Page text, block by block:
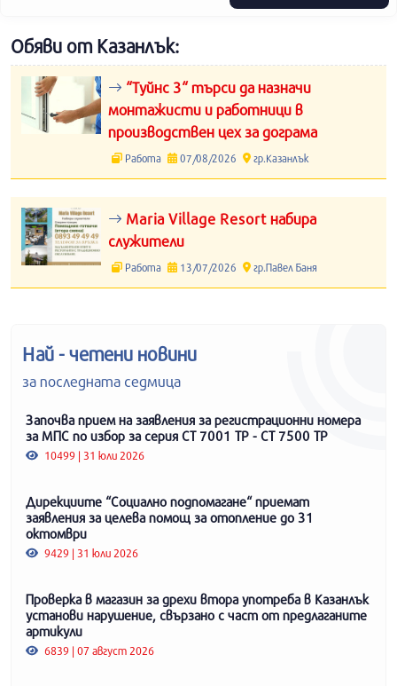
Обяви от Казанлък:
“Туйнс 3“ търси да назначи
монтажисти и работници в
производствен цех за дограма
Работа 07/08/2026 гр.Казанлък
Maria Village Resort набира
служители
Работа 13/07/2026 гр.Павел Баня
Най - четени новини
за последната седмица
Започва прием на заявления за регистрационни номера
за МПС по избор за серия СТ 7001 ТР - СТ 7500 ТР
10499 | 31 юли 2026
Дирекциите “Социално подпомагане“ приемат
заявления за целева помощ за отопление до 31
октомври
9429 | 31 юли 2026
Проверка в магазин за дрехи втора употреба в Казанлък
установи нарушение, свързано с част от предлаганите
артикули
6839 | 07 август 2026